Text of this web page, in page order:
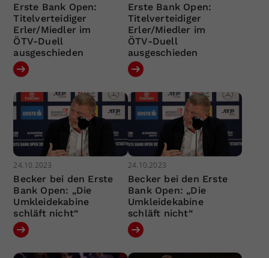
Erste Bank Open:
Titelverteidiger
Erler/Miedler im
ÖTV-Duell
ausgeschieden
Erste Bank Open:
Titelverteidiger
Erler/Miedler im
ÖTV-Duell
ausgeschieden
24.10.2023
Becker bei den Erste
Bank Open: „Die
Umkleidekabine
schläft nicht“
24.10.2023
Becker bei den Erste
Bank Open: „Die
Umkleidekabine
schläft nicht“